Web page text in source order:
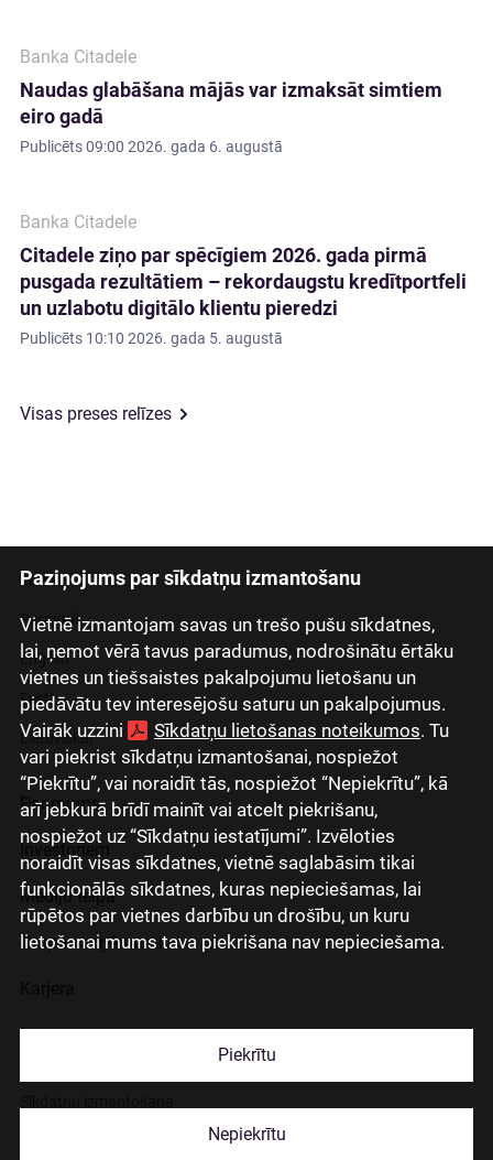
Paziņojums par sīkdatņu izmantošanu
Vietnē izmantojam savas un trešo pušu sīkdatnes,
lai, ņemot vērā tavus paradumus, nodrošinātu ērtāku
vietnes un tiešsaistes pakalpojumu lietošanu un
piedāvātu tev interesējošu saturu un pakalpojumus.
Vairāk uzzini
Sīkdatņu lietošanas noteikumos. Tu
vari piekrist sīkdatņu izmantošanai, nospiežot
“Piekrītu”, vai noraidīt tās, nospiežot “Nepiekrītu”, kā
arī jebkurā brīdī mainīt vai atcelt piekrišanu,
nospiežot uz “Sīkdatņu iestatījumi”. Izvēloties
noraidīt visas sīkdatnes, vietnē saglabāsim tikai
funkcionālās sīkdatnes, kuras nepieciešamas, lai
rūpētos par vietnes darbību un drošību, un kuru
lietošanai mums tava piekrišana nav nepieciešama.
Piekrītu
Nepiekrītu
Banka Citadele
Naudas glabāšana mājās var izmaksāt simtiem
eiro gadā
Publicēts09:00 2026. gada 6. augustā
Banka Citadele
Citadele ziņo par spēcīgiem 2026. gada pirmā
pusgada rezultātiem – rekordaugstu kredītportfeli
un uzlabotu digitālo klientu pieredzi
Publicēts 10:10 2026. gada 5. augustā
Visas preses relīzes
Latviski
Русский
English
Eesti
Lietuviškai
Par mums
Investoriem
Mediju telpa
Grupas uzņēmumi
Kontakti